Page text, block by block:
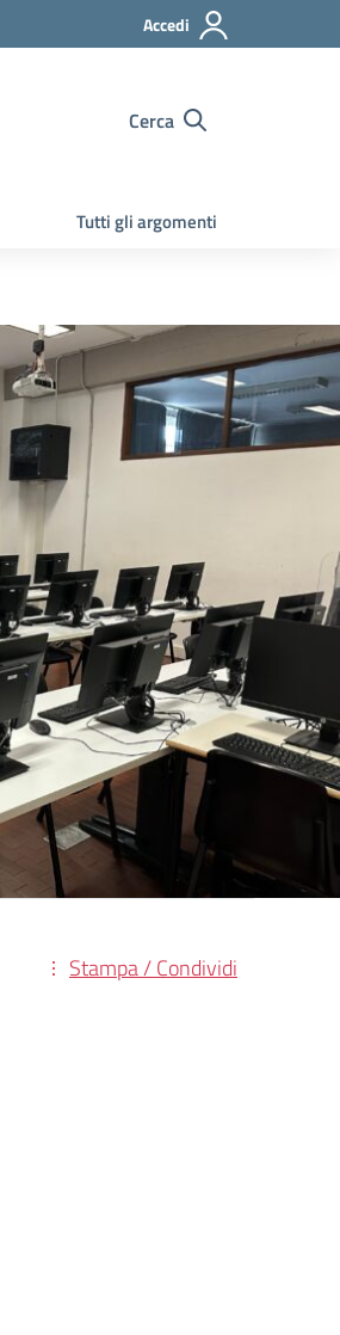
Accedi
Cerca
Tutti gli argomenti
Stampa / Condividi